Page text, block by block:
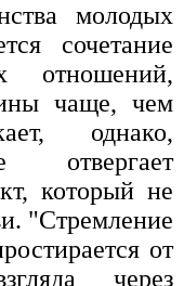
молодых
сочетание
отношений,
чаще, чем
однако,
который не
"Стремление
от
через